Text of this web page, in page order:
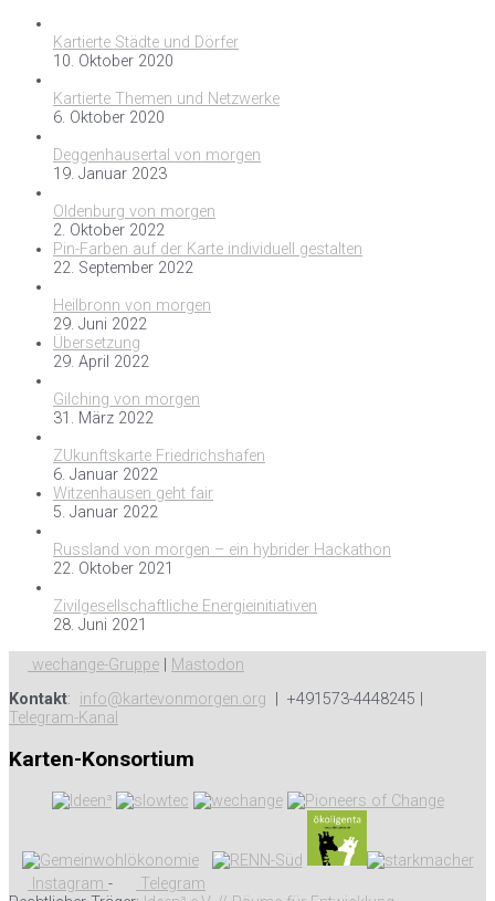
Kartierte Städte und Dörfer
10. Oktober 2020
Kartierte Themen und Netzwerke
6. Oktober 2020
Deggenhausertal von morgen
19. Januar 2023
Oldenburg von morgen
2. Oktober 2022
Pin-Farben auf der Karte individuell gestalten
22. September 2022
Heilbronn von morgen
29. Juni 2022
Übersetzung
29. April 2022
Gilching von morgen
31. März 2022
ZUkunftskarte Friedrichshafen
6. Januar 2022
Witzenhausen geht fair
5. Januar 2022
Russland von morgen – ein hybrider Hackathon
22. Oktober 2021
Zivilgesellschaftliche Energieinitiativen
28. Juni 2021
wechange-Gruppe
Mastodon
Kontakt: info@kartevonmorgen.org | +491573-4448245 |
Telegram-Kanal
Karten-Konsortium
Instagram -
Telegram